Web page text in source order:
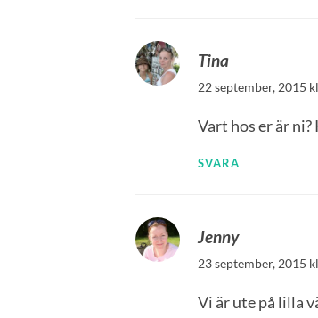
Tina
22 september, 2015
Vart hos er är ni?
SVARA
Jenny
23 september, 2015
Vi är ute på lilla